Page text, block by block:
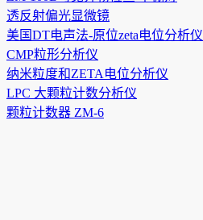
透反射偏光显微镜
美国DT电声法-原位zeta电位分析仪
CMP粒形分析仪
纳米粒度和ZETA电位分析仪
LPC 大颗粒计数分析仪
颗粒计数器 ZM-6